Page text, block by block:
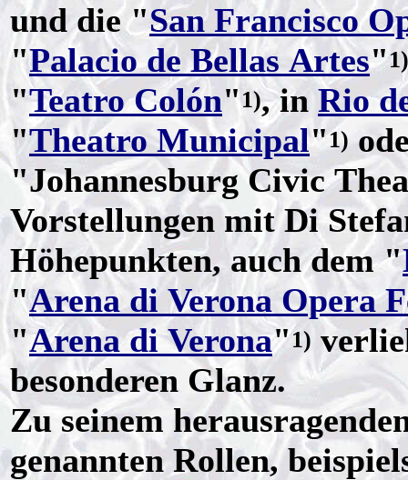
und die "San Francisco
"Palacio de Bellas Artes"1)
"Teatro Colón"1), in Rio
"Theatro Municipal"1)
"Johannesburg Civic
Vorstellungen mit Di
Höhepunkten, auch dem "
"Arena di Verona Opera
"Arena di Verona"1)
besonderen Glanz.
Zu seinem
genannten Rollen,